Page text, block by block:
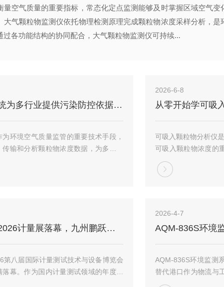
量空气质量的重要指标，常态化定点监测能够及时掌握区域空气变
大气颗粒物监测仪依托物理检测原理完成颗粒物浓度采样分析，是
过各功能结构的协同配合，大气颗粒物监测仪可持续...
扬尘监测系统为多行业提供污染防控依据助力实现精细化管理和绿色生产
环境空气质量监管的重要技术手段，
输和分析颗粒物浓度数据，为多行业
据。在当前环保要求日益严格的背景
统已广泛应用于建筑、矿山、交通及工
2026-6-8
可吸入颗粒物分析仪
可吸入颗粒物浓度的
职业卫生及室内空气
性和仪器的长期稳定
圆满收官！2026计量展落幕，九州鹏跃携创新成果精彩亮相！
第八届国际计量测试技术与设备博览会
落幕。作为国内计量测试领域的年度行
会汇聚了众多顶尖企业与专家学者，共
2026-4-7
AQM-836S环境监测
替代港口作为物流与
易产生粉尘、噪声等